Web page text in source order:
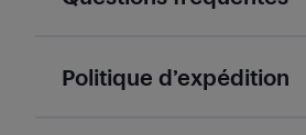
Politique d’expédition